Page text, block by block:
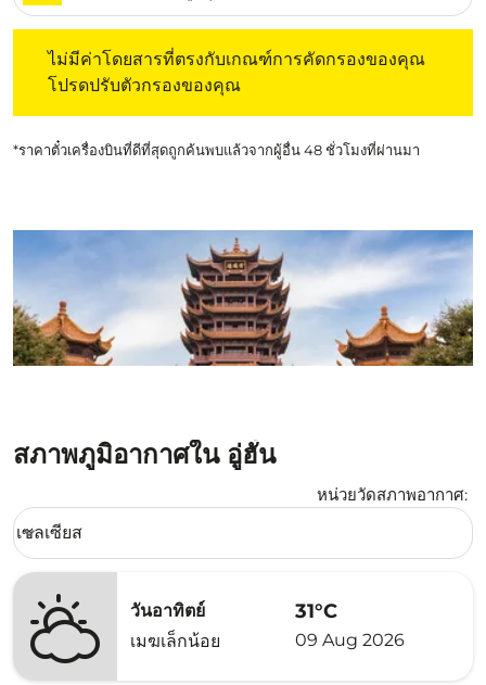
ไม่มีค่าโดยสารที่ตรงกับเกณฑ์การคัดกรองของคุณ
โปรดปรับตัวกรองของคุณ
*ราคาตั๋วเครื่องบินที่ดีที่สุดถูกค้นพบแล้วจากผู้อื่น 48 ชั่วโมงที่ผ่านมา
สภาพภูมิอากาศใน อู่ฮั่น
หน่วยวัดสภาพอากาศ:
Weather unit option เซลเซียส Selected
เซลเซียส
keyboard_arrow_down
วันอาทิตย์
เมฆเล็กน้อย
31°C
09 Aug 2026